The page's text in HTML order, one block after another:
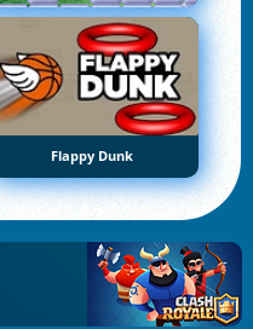
Flappy Dunk